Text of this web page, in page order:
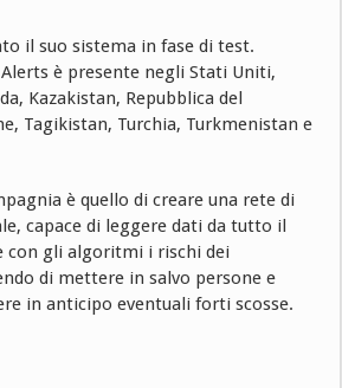
il suo sistema in fase di test.
è presente negli Stati Uniti,
Kazakistan, Repubblica del
Tagikistan, Turchia, Turkmenistan e
è quello di creare una rete di
capace di leggere dati da tutto il
con gli algoritmi i rischi dei
di mettere in salvo persone e
in anticipo eventuali forti scosse.